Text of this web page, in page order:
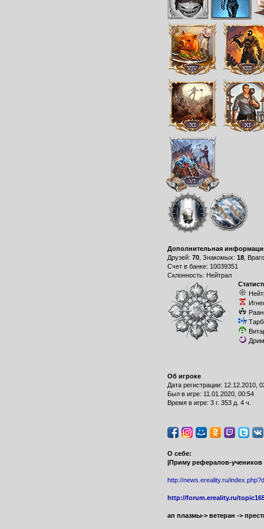
Дополнительная
Друзей: 70, Знакомых: 18,
Счет в банке: 10039351
Склонность: Нейтрал
Об игроке
Дата регистрации: 12.12.2010,
Был в игре: 11.01.2020, 00:54
Время в игре: 3 г. 353 д. 4 ч.
О себе:
|Приму рефералов-
http://news.ereality.ru/
http://forum.ereality.ru/
ап плазмы-> ветеран ->